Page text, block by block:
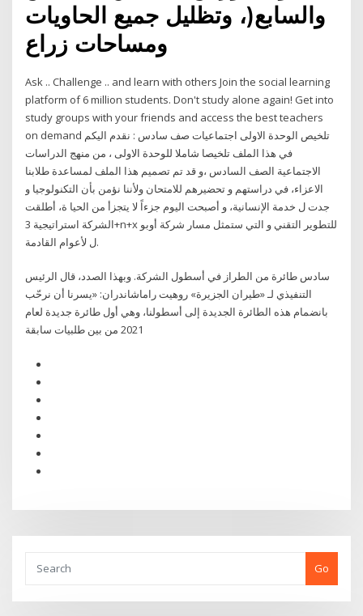
والسابع(، وتظليل جميع الحاويات
ومساحات زراع
Ask .. Challenge .. and learn with others Join the social learning
platform of 6 million students. Don't study alone again! Get into
study groups with your friends and access the best teachers
on demand تلخيص الوحدة الاولى اجتماعيات صف سادس : نقدم اليكم
في هذا الملف تلخيصا شاملا للوحدة الاولى ، من منهج الدراسات
الاجتماعية الصف السادس ،و قد تم تصميم هذا الملف لمساعدة طلابنا
الاعزاء، في دراستهم و تحضيرهم للامتحان ولأننا نؤمن بأن التكنولوجيا و
جدت ل خدمة الإنسانية، و أصبحت اليوم جزءاً لا يتجزأ من الحيا ة، أطلقت
الشركة استراتيجية 3+n+x للتطوير التقني و التي ستمثل مسار شركة أوبو
ل لأعوام القادمة.
سادس طائرة من الطراز في أسطول الشركة. وبهذا الصدد، قال الرئيس
التنفيذي لـ «طيران الجزيرة» روهيت راماشاندران: «يسرنا أن نرحّب
بانضمام هذه الطائرة الجديدة إلى أسطولنا، وهي أول طائرة جديدة لعام
2021 من بين طلبيات سابقة
Go